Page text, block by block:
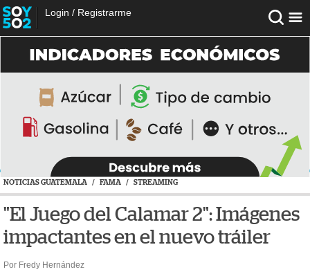
Login / Registrarme
NOTICIAS GUATEMALA / FAMA / STREAMING
"El Juego del Calamar 2": Imágenes
impactantes en el nuevo tráiler
Por Fredy Hernández